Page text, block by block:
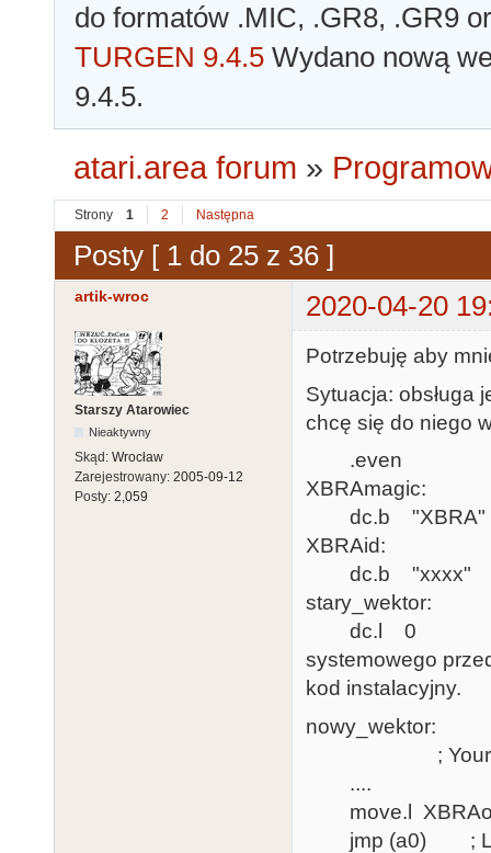
do formatów .MIC, .GR8, .GR9
TURGEN 9.4.5 Wydano nową
9.4.5.
atari.area forum »
Strony 1 2 Następna
Posty [ 1 do 25 z 36 ]
artik-wroc 2020-04-20
Starszy Atarowiec
Nieaktywny
Skąd: Wrocław
Zarejestrowany: 2005-09-12
Posty: 2,059
Potrzebuję aby
Sytuacja: obsługa
chcę się do niego
.even
XBRAmagic:
dc.b "XBRA"
XBRAid:
dc.b "xxxx" ;
stary_wektor:
dc.l 0
systemowego
kod instalacyjny.
nowy_wektor:
; Your
....
move.l
jmp (a0) ; Link